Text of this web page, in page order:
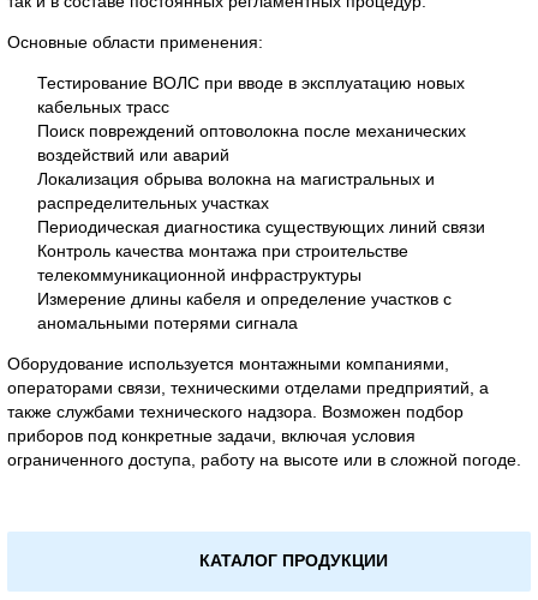
Основные области применения:
Тестирование ВОЛС при вводе в эксплуатацию новых
кабельных трасс
Поиск повреждений оптоволокна после механических
воздействий или аварий
Локализация обрыва волокна на магистральных и
распределительных участках
Периодическая диагностика существующих линий связи
Контроль качества монтажа при строительстве
телекоммуникационной инфраструктуры
Измерение длины кабеля и определение участков с
аномальными потерями сигнала
Оборудование используется монтажными компаниями,
операторами связи, техническими отделами предприятий, а
также службами технического надзора. Возможен подбор
приборов под конкретные задачи, включая условия
ограниченного доступа, работу на высоте или в сложной погоде.
КАТАЛОГ ПРОДУКЦИИ